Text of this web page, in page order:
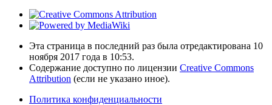
Эта страница в последний раз была отредактирована 10
ноября 2017 года в 10:53.
Содержание доступно по лицензии Creative Commons
Attribution (если не указано иное).
Политика конфиденциальности